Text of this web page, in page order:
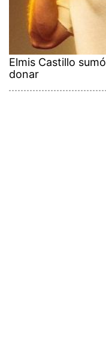
Elmis Castillo
donar